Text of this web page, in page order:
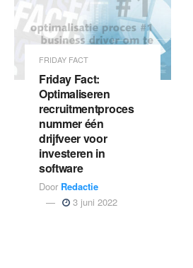
FRIDAY FACT
Friday Fact:
Optimaliseren
recruitmentproces
nummer één
drijfveer voor
investeren in
software
Door Redactie
3 juni 2022